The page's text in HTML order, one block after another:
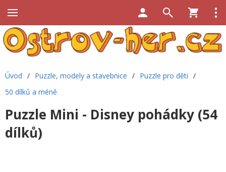
Úvod / Puzzle, modely a stavebnice / Puzzle pro děti /
50 dílků a méně
Puzzle Mini - Disney pohádky (54
dílků)